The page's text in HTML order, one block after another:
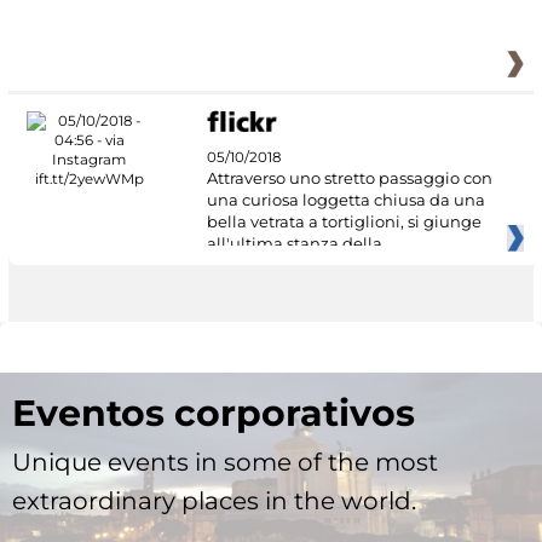
05/10/2018
Attraverso uno stretto passaggio con
una curiosa loggetta chiusa da una
bella vetrata a tortiglioni, si giunge
all'ultima stanza della
Eventos corporativos
Unique events in some of the most
extraordinary places in the world.